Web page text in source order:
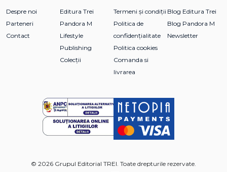
Despre noi
Parteneri
Contact
Editura Trei
Pandora M
Lifestyle
Publishing
Colecții
Termeni și condiții
Politica de
confidențialitate
Politica cookies
Comanda si
livrarea
Blog Editura Trei
Blog Pandora M
Newsletter
© 2026 Grupul Editorial TREI. Toate drepturile rezervate.